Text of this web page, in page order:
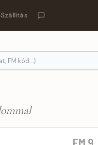
Szállítás